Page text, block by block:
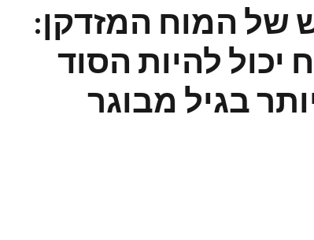
של המוח המזדקן:
יכול להיות הסוד
בגיל מבוגר